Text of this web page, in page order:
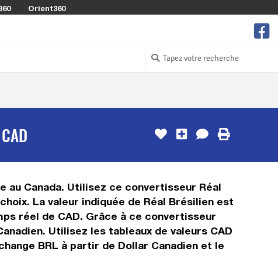
Orient360
au Canada. Utilisez ce convertisseur Réal
La valeur indiquée de Réal Brésilien est
réel de CAD. Grâce à ce convertisseur
Utilisez les tableaux de valeurs CAD
BRL à partir de Dollar Canadien et le